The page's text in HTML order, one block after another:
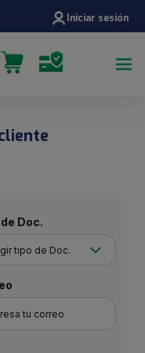
Iniciar sesión
Doc.